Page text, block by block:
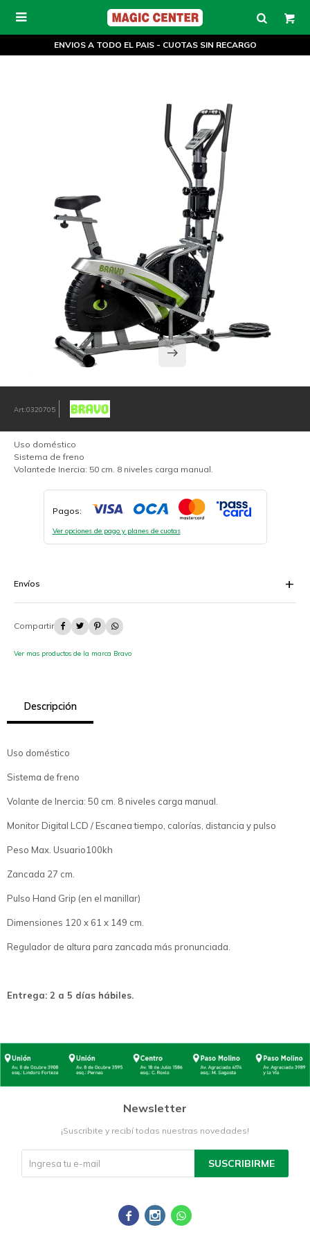

ENVIOS A TODO EL PAIS - CUOTAS SIN RECARGO
0320705
Uso doméstico
Sistema de freno
Volantede Inercia: 50 cm. 8 niveles carga manual.
Pagos:
Ver opciones de pago y planes de cuotas
Envíos
   
Ver mas productos de la marca Bravo
Descripción
Uso doméstico
Sistema de freno
Volante de Inercia: 50 cm. 8 niveles carga manual.
Monitor Digital LCD / Escanea tiempo, calorías, distancia y pulso
Peso Max. Usuario100kh
Zancada 27 cm.
Pulso Hand Grip (en el manillar)
Dimensiones 120 x 61 x 149 cm.
Regulador de altura para zancada más pronunciada.
Entrega: 2 a 5 días hábiles.
Newsletter
¡Suscribite y recibí todas nuestras novedades!
SUSCRIBIRME
  